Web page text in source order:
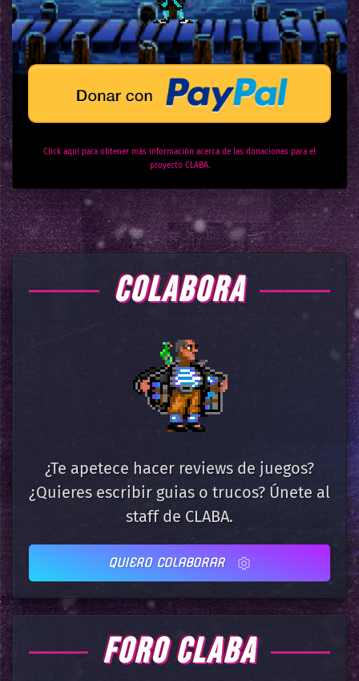
Click aquí para obtener más información acerca de las donaciones para el
proyecto CLABA.
COLABORA
¿Te apetece hacer reviews de juegos?
¿Quieres escribir guias o trucos? Únete al
staff de CLABA.
QUIERO COLABORAR
FORO CLABA